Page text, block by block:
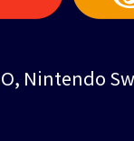
Nintendo